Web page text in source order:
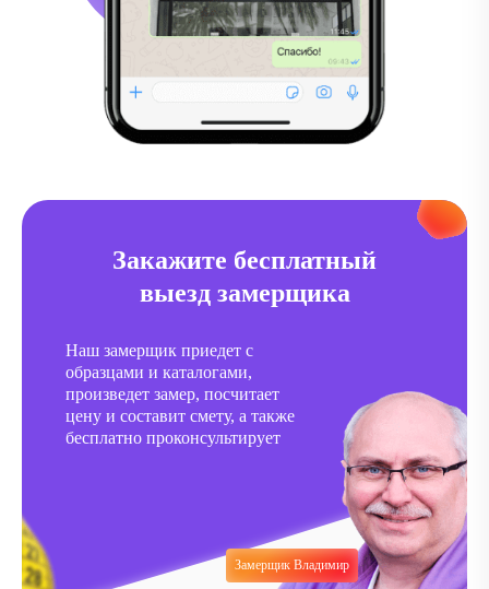
Замерщик Владимир
Закажите бесплатный
выезд замерщика
Наш замерщик приедет с
образцами и каталогами,
произведет замер, посчитает
цену и составит смету, а также
бесплатно проконсультирует